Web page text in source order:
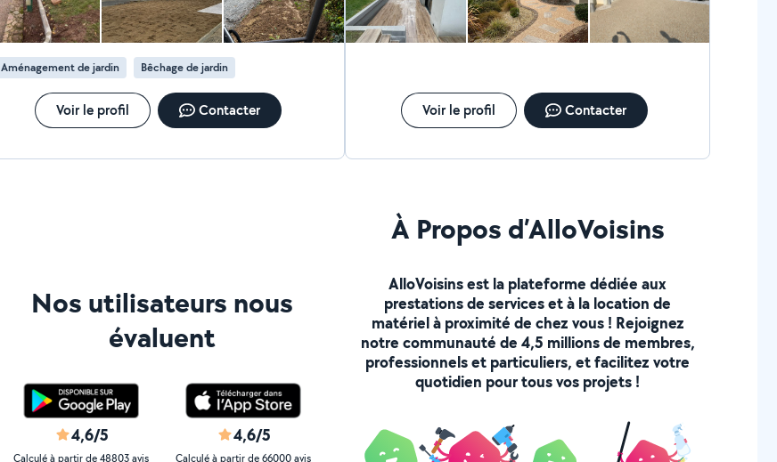
Aménagement de jardin Bêchage de jardin
Voir le profil Contacter Voir le profil Contacter
Nos utilisateurs nous
évaluent
4,6/5
Calculé à partir de 48803 avis
4,6/5
Calculé à partir de 66000 avis
À Propos d’AlloVoisins
AlloVoisins est la plateforme dédiée aux
prestations de services et à la location de
matériel à proximité de chez vous ! Rejoignez
notre communauté de 4,5 millions de membres,
professionnels et particuliers, et facilitez votre
quotidien pour tous vos projets !